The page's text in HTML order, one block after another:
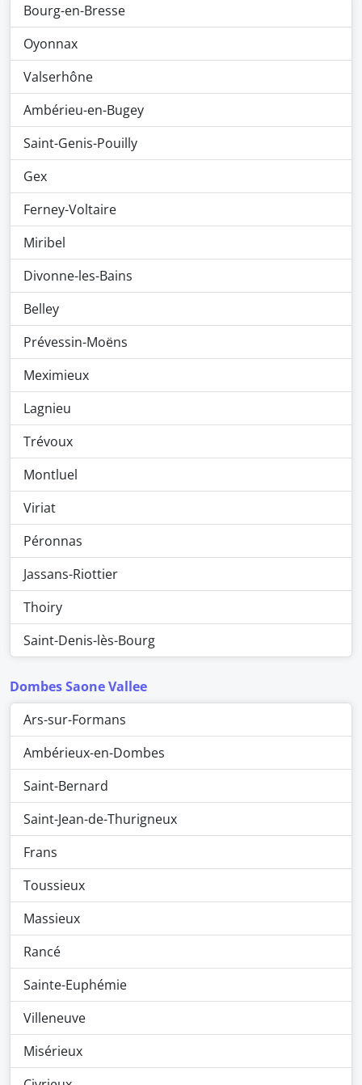
Bourg-en-Bresse
Oyonnax
Valserhône
Ambérieu-en-Bugey
Saint-Genis-Pouilly
Gex
Ferney-Voltaire
Miribel
Divonne-les-Bains
Belley
Prévessin-Moëns
Meximieux
Lagnieu
Trévoux
Montluel
Viriat
Péronnas
Jassans-Riottier
Thoiry
Saint-Denis-lès-Bourg
Dombes Saone Vallee
Ars-sur-Formans
Ambérieux-en-Dombes
Saint-Bernard
Saint-Jean-de-Thurigneux
Frans
Toussieux
Massieux
Rancé
Sainte-Euphémie
Villeneuve
Misérieux